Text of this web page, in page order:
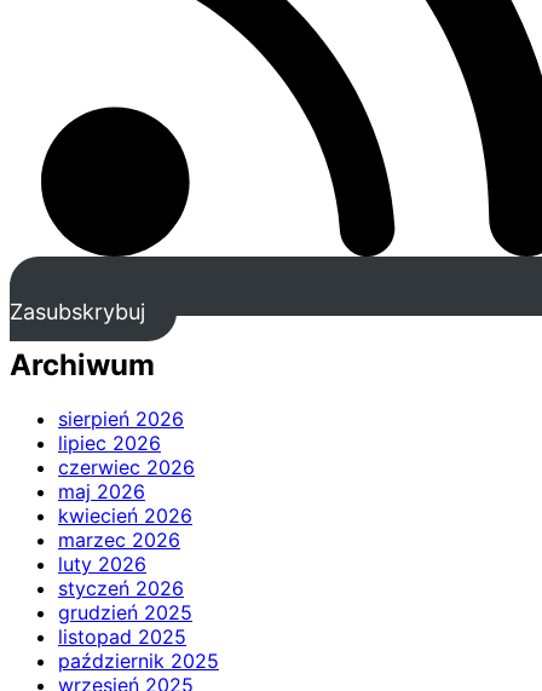
Zasubskrybuj
Archiwum
sierpień 2026
lipiec 2026
czerwiec 2026
maj 2026
kwiecień 2026
marzec 2026
luty 2026
styczeń 2026
grudzień 2025
listopad 2025
październik 2025
wrzesień 2025